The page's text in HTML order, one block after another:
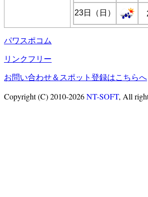
23日（日）
パワスポコム
リンクフリー
お問い合わせ＆スポット登録はこちらへ
Copyright (C) 2010-2026NT-SOFT, All